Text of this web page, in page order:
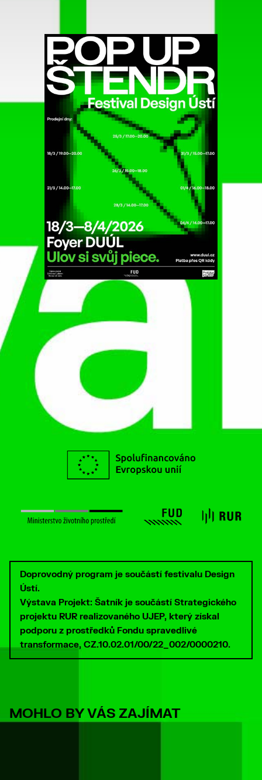
Doprovodný program je součástí festivalu Design
Ústí.
Výstava Projekt: Šatník je součástí Strategického
projektu RUR realizovaného UJEP, který získal
podporu z prostředků Fondu spravedlivé
transformace, CZ.10.02.01/00/22_002/0000210.
MOHLO BY VÁS ZAJÍMAT